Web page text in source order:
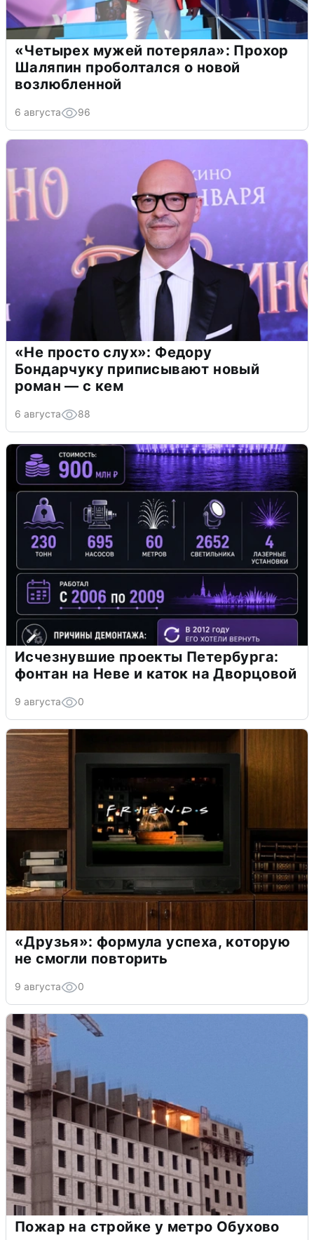
«Четырех мужей потеряла»: Прохор
Шаляпин проболтался о новой
возлюбленной
6 августа 96
«Не просто слух»: Федору
Бондарчуку приписывают новый
роман — с кем
6 августа 88
Исчезнувшие проекты Петербурга:
фонтан на Неве и каток на Дворцовой
9 августа 0
«Друзья»: формула успеха, которую
не смогли повторить
9 августа 0
Пожар на стройке у метро Обухово